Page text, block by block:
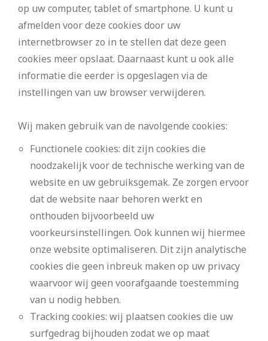
op uw computer, tablet of smartphone. U kunt u
afmelden voor deze cookies door uw
internetbrowser zo in te stellen dat deze geen
cookies meer opslaat. Daarnaast kunt u ook alle
informatie die eerder is opgeslagen via de
instellingen van uw browser verwijderen.
Wij maken gebruik van de navolgende cookies:
Functionele cookies: dit zijn cookies die
noodzakelijk voor de technische werking van de
website en uw gebruiksgemak. Ze zorgen ervoor
dat de website naar behoren werkt en
onthouden bijvoorbeeld uw
voorkeursinstellingen. Ook kunnen wij hiermee
onze website optimaliseren. Dit zijn analytische
cookies die geen inbreuk maken op uw privacy
waarvoor wij geen voorafgaande toestemming
van u nodig hebben.
Tracking cookies: wij plaatsen cookies die uw
surfgedrag bijhouden zodat we op maat